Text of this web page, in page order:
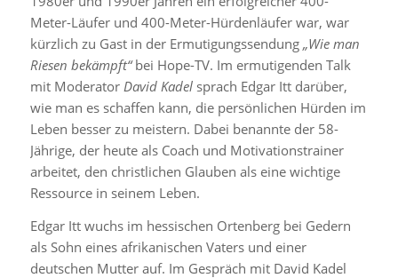
Meter-Läufer und 400-Meter-Hürdenläufer war, war
kürzlich zu Gast in der Ermutigungssendung „Wie man
Riesen bekämpft“bei Hope-TV. Im ermutigenden Talk
mit Moderator David Kadelsprach Edgar Itt darüber,
wie man es schaffen kann, die persönlichen Hürden im
Leben besser zu meistern. Dabei benannte der 58-
Jährige, der heute als Coach und Motivationstrainer
arbeitet, den christlichen Glauben als eine wichtige
Ressource in seinem Leben.
Edgar Itt wuchs im hessischen Ortenberg bei Gedern
als Sohn eines afrikanischen Vaters und einer
deutschen Mutter auf. Im Gespräch mit David Kadel